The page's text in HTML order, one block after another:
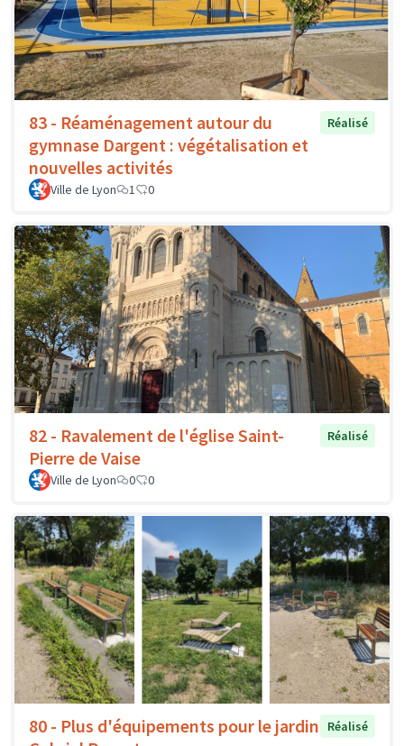
83 - Réaménagement autour du
gymnase Dargent : végétalisation et
nouvelles activités
Réalisé
Ville de Lyon 1 0
82 - Ravalement de l'église Saint-
Pierre de Vaise
Réalisé
Ville de Lyon 0 0
80 - Plus d'équipements pour le jardin
Réalisé